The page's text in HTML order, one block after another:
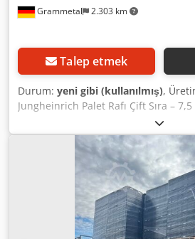
Grammetal 2.303 km
Talep etmek
Durum: yeni gibi (kullanılmış),
Jungheinrich Palet Rafı Çift Sıra –
Kapasitesi, 320 Tel Kafes Tabla ile
paletlerin enine depolanması için
Jungheinrich palet rafı sistemi, çift
bölmeli, geniş geçişli tipte, planlı bir
Çok iyi durumda, profesyonelce
nakliye için hazır. Lojistik şirketleri,
m'den başlayan tavan yüksekliğine
tesisler için ideal. Orijinal